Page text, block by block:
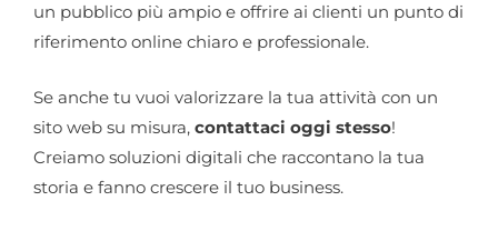
un pubblico più ampio e offrire ai clienti un punto di
riferimento online chiaro e professionale.
Se anche tu vuoi valorizzare la tua attività con un
sito web su misura, contattaci oggi stesso!
Creiamo soluzioni digitali che raccontano la tua
storia e fanno crescere il tuo business.